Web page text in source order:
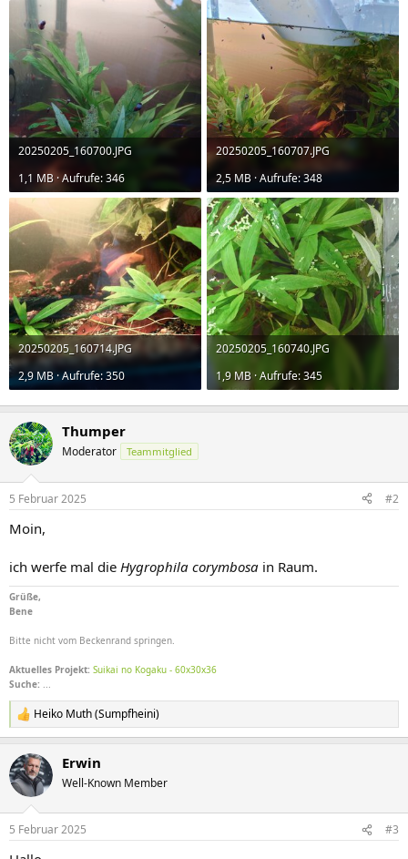
20250205_160700.JPG
1,1 MB · Aufrufe: 346
20250205_160707.JPG
2,5 MB · Aufrufe: 348
20250205_160714.JPG
2,9 MB · Aufrufe: 350
20250205_160740.JPG
1,9 MB · Aufrufe: 345
Thumper
Moderator Teammitglied
5 Februar 2025 #2
Moin,
ich werfe mal die Hygrophila corymbosa in Raum.
Grüße,
Bene
Bitte nicht vom Beckenrand springen.
Aktuelles Projekt: Suikai no Kogaku - 60x30x36
Suche:
R
e
k
t
i
e
Heiko Muth (Sumpfheini)
Erwin
Well-Known Member
5 Februar 2025 #3